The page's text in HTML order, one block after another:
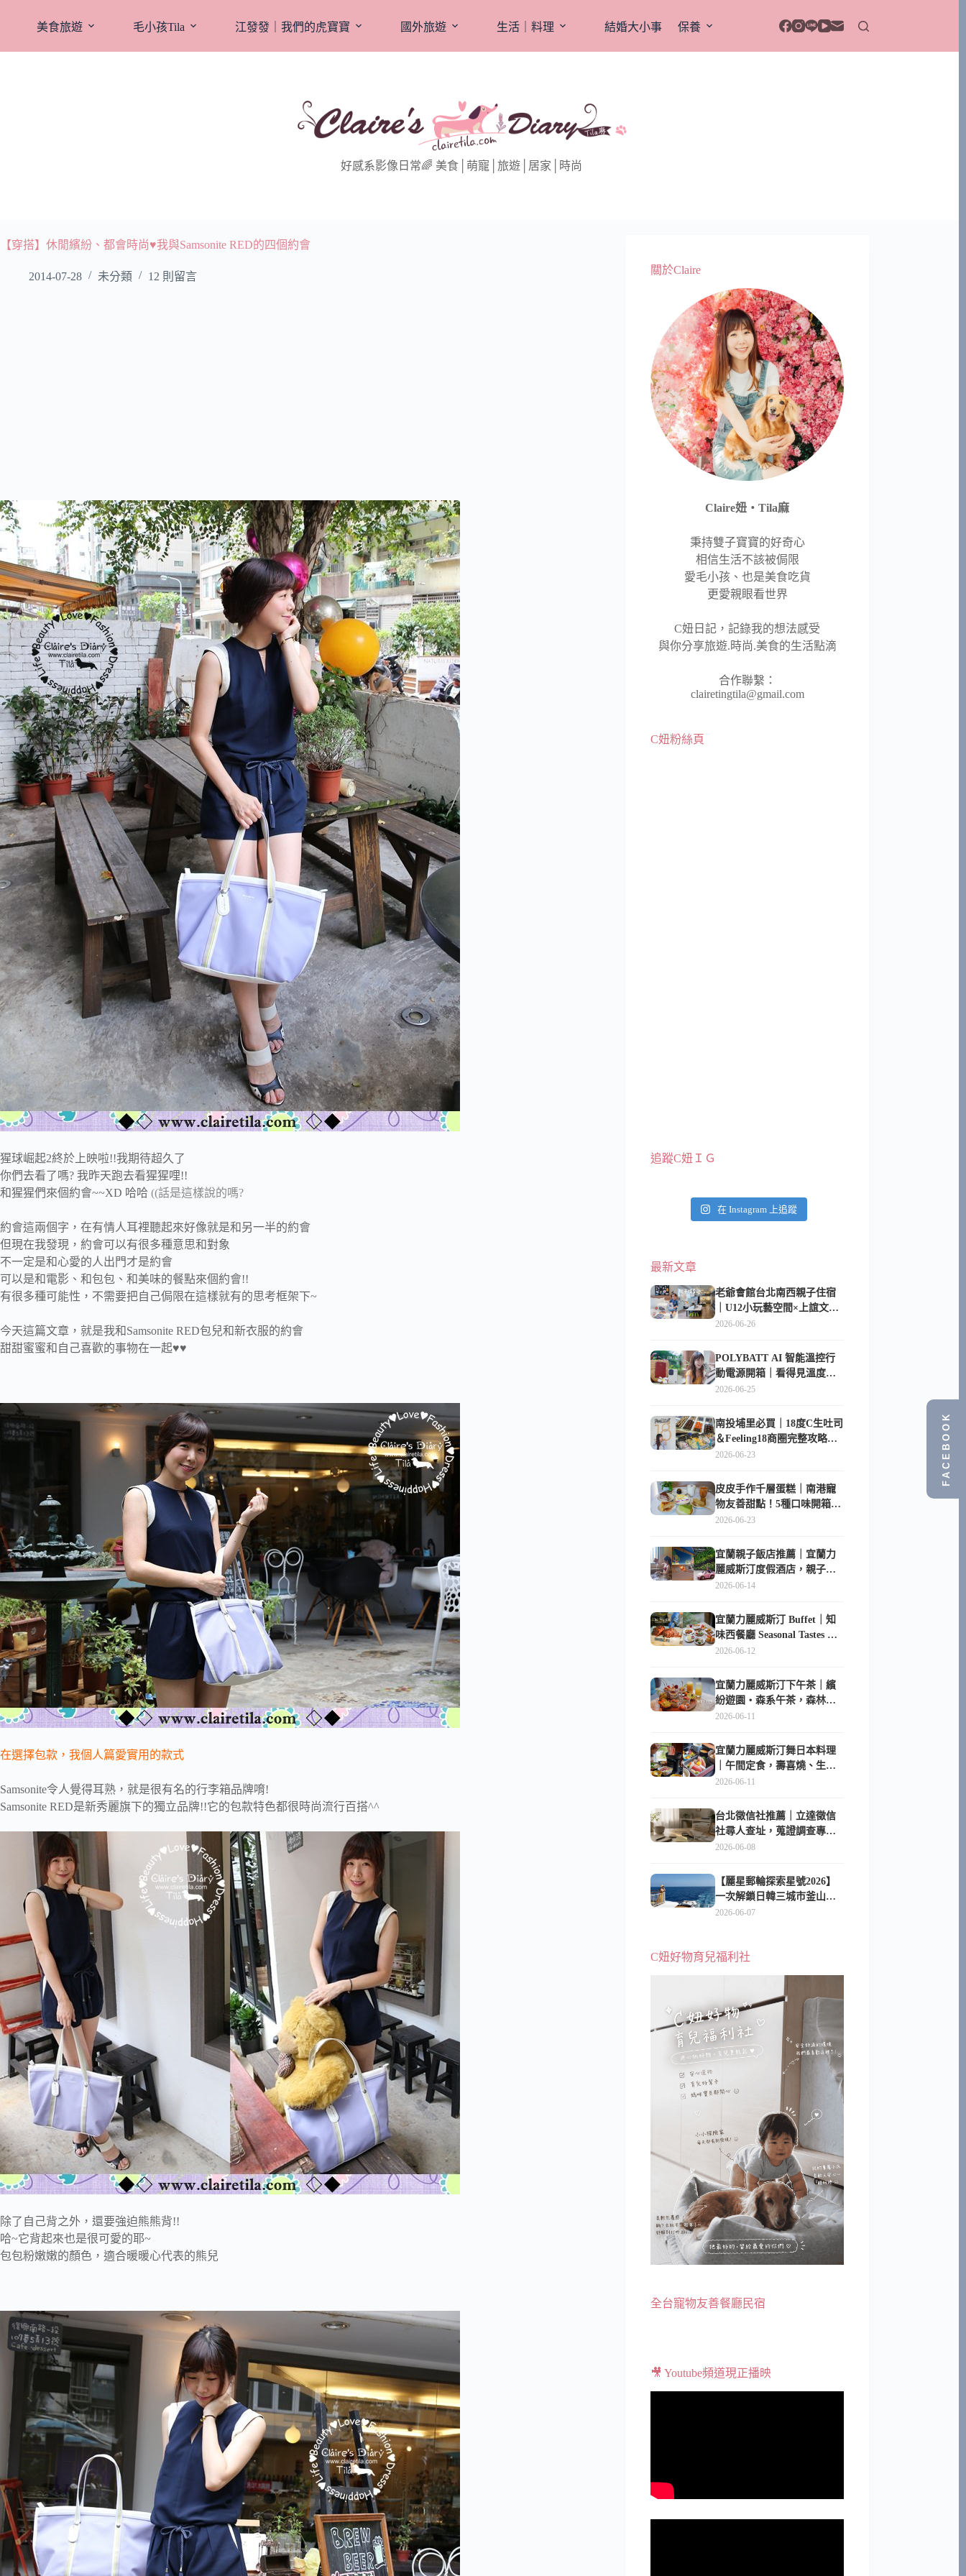
美食旅遊 毛小孩Tila 江發發｜我們的虎寶寶 國外旅遊 生活｜料理 結婚大小事 保養
好感系影像日常🌈 美食│萌寵│旅遊│居家│時尚
【穿搭】休閒繽紛、都會時尚♥我與Samsonite RED的四個約會
2014-07-28 未分類 12 則留言
猩球崛起2終於上映啦!!我期待超久了
你們去看了嗎? 我昨天跑去看猩猩哩!!
和猩猩們來個約會~~XD 哈哈 ((話是這樣說的嗎?
約會這兩個字，在有情人耳裡聽起來好像就是和另一半的約會
但現在我發現，約會可以有很多種意思和對象
不一定是和心愛的人出門才是約會
可以是和電影、和包包、和美味的餐點來個約會!!
有很多種可能性，不需要把自己侷限在這樣就有的思考框架下~
今天這篇文章，就是我和Samsonite RED包兒和新衣服的約會
甜甜蜜蜜和自己喜歡的事物在一起♥♥
在選擇包款，我個人篇愛實用的款式
Samsonite令人覺得耳熟，就是很有名的行李箱品牌唷!
Samsonite RED是新秀麗旗下的獨立品牌!!它的包款特色都很時尚流行百搭^^
除了自己背之外，還要強迫熊熊背!!
哈~它背起來也是很可愛的耶~
包包粉嫩嫩的顏色，適合暖暖心代表的熊兒
關於Claire
Claire妞‧Tila麻
秉持雙子寶寶的好奇心
相信生活不該被侷限
愛毛小孩、也是美食吃貨
更愛親眼看世界
C妞日記，記錄我的想法感受
與你分享旅遊.時尚.美食的生活點滴
合作聯繫：
clairetingtila@gmail.com
C妞粉絲頁
追蹤C妞ＩＧ
在 Instagram 上追蹤
最新文章
老爺會館台北南西親子住宿
｜U12小玩藝空間×上誼文
化，暑假帶孩子這樣玩
2026-06-26
POLYBATT AI 智能溫控行
動電源開箱｜看得見溫度與
電量，外出更安心的
2026-06-25
南投埔里必買｜18度C生吐司
＆Feeling18商圈完整攻略，
在地人帶路這樣逛
2026-06-23
皮皮手作千層蛋糕｜南港寵
物友善甜點！5種口味開箱，
比Lady M便宜一半的台北隱
2026-06-23
宜蘭親子飯店推薦｜宜蘭力
麗威斯汀度假酒店，親子
房、Buffet、泳池、兒童俱樂
2026-06-14
宜蘭力麗威斯汀 Buffet｜知
味西餐廳 Seasonal Tastes 晚
餐早餐吃什麼？
2026-06-12
宜蘭力麗威斯汀下午茶｜繽
紛遊園・森系午茶，森林系
甜點超好拍
2026-06-11
宜蘭力麗威斯汀舞日本料理
｜午間定食，壽喜燒、生魚
片與日式包廂空間
2026-06-11
台北徵信社推薦｜立達徵信
社尋人查址，蒐證調查專家
陪你找回失聯的家人
2026-06-08
【麗星郵輪探索星號2026】
一次解鎖日韓三城市釜山、
長崎、那霸｜餐點升級、表
2026-06-07
C妞好物育兒福利社
全台寵物友善餐廳民宿
🎥 Youtube頻道現正播映
FACEBOOK